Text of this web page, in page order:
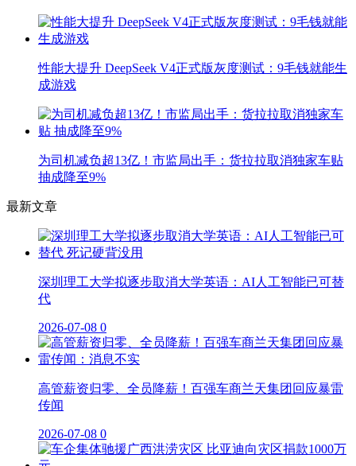
性能大提升 DeepSeek V4正式版灰度测试：9毛钱就能生
成游戏
为司机减负超13亿！市监局出手：货拉拉取消独家车贴
抽成降至9%
最新文章
深圳理工大学拟逐步取消大学英语：AI人工智能已可替
代
2026-07-08 0
高管薪资归零、全员降薪！百强车商兰天集团回应暴雷
传闻
2026-07-08 0